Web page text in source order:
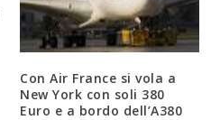
Con Air France si vola a
New York con soli 380
Euro e a bordo dell’A380